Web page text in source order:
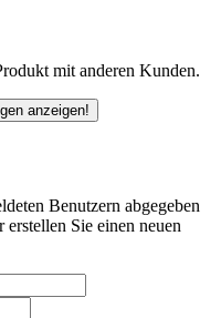
mit anderen Kunden.
anzeigen!
Benutzern abgegeben
Sie einen neuen